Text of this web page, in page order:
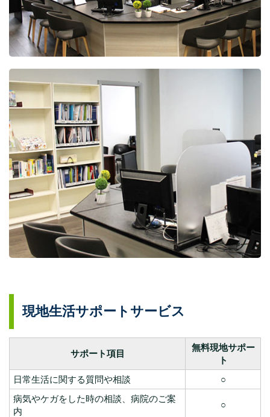
現地生活サポートサービス
サポート項目
無料現地サポー
ト
日常生活に関する質問や相談
○
病気やケガをした時の相談、病院のご案
内
○